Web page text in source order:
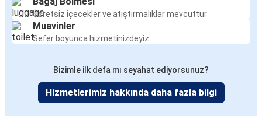
Ücretsiz içecekler ve atıştırmalıklar mevcuttur
Muavinler
Sefer boyunca hizmetinizdeyiz
Bizimle ilk defa mı seyahat ediyorsunuz?
Hizmetlerimiz hakkında daha fazla bilgi